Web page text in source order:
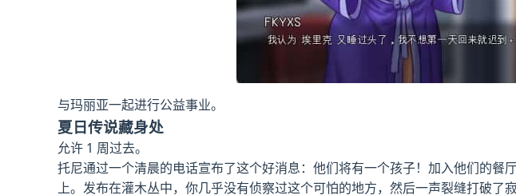
与玛丽亚一起进行公益事业。
夏日传说藏身处
允许 1 周过去。
托尼通过一个清晨的电话宣布了这个好消息：他们将有一个孩子！加入他们的
上。发布在灌木丛中，你几乎没有侦察过这个可怕的地方，然后一声裂缝打破了